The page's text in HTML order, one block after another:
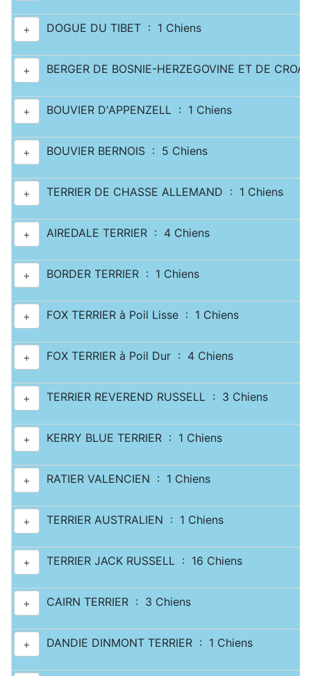
+ DOGUE DU TIBET : 1 Chiens
+ BERGER DE BOSNIE-HERZEGOVINE ET DE
+ BOUVIER D'APPENZELL : 1 Chiens
+ BOUVIER BERNOIS : 5 Chiens
+ TERRIER DE CHASSE ALLEMAND : 1 Chiens
+ AIREDALE TERRIER : 4 Chiens
+ BORDER TERRIER : 1 Chiens
+ FOX TERRIER à Poil Lisse : 1 Chiens
+ FOX TERRIER à Poil Dur : 4 Chiens
+ TERRIER REVEREND RUSSELL : 3 Chiens
+ KERRY BLUE TERRIER : 1 Chiens
+ RATIER VALENCIEN : 1 Chiens
+ TERRIER AUSTRALIEN : 1 Chiens
+ TERRIER JACK RUSSELL : 16 Chiens
+ CAIRN TERRIER : 3 Chiens
+ DANDIE DINMONT TERRIER : 1 Chiens